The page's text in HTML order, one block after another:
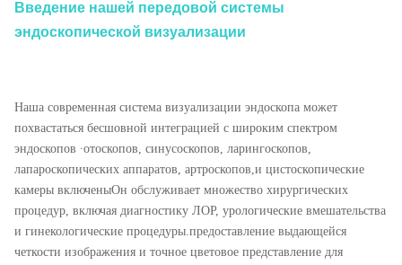
Введение нашей передовой системы
эндоскопической визуализации
Наша современная система визуализации эндоскопа может
похвастаться бесшовной интеграцией с широким спектром
эндоскопов ∙отоскопов, синусоскопов, ларингоскопов,
лапароскопических аппаратов, артроскопов,и цистоскопические
камеры включеныОн обслуживает множество хирургических
процедур, включая диагностику ЛОР, урологические вмешательства
и гинекологические процедуры.предоставление выдающейся
четкости изображения и точное цветовое представление для